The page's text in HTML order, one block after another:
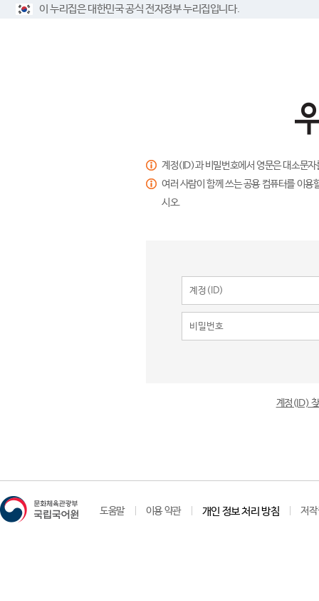
이 누리집은 대한민국 공식 전자정부 누리집입니다.
계정(ID)과 비밀번호에서 영문은 대소문
여러 사람이 함께 쓰는 공용 컴퓨터를 이
시오.
계정(ID)
도움말 이용 약관 개인 정보 처리 방침 저